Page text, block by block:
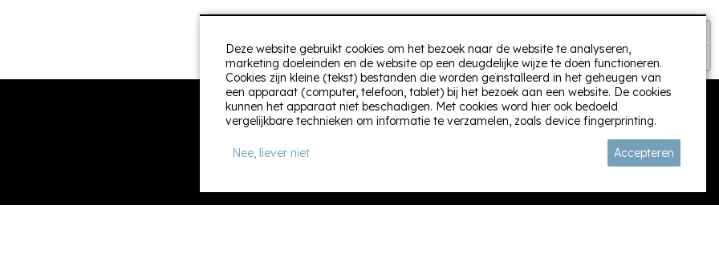
Deze website gebruikt cookies om het bezoek naar de website te analyseren,
marketing doeleinden en de website op een deugdelijke wijze te doen functioneren.
Cookies zijn kleine (tekst) bestanden die worden geïnstalleerd in het geheugen van
een apparaat (computer, telefoon, tablet) bij het bezoek aan een website. De cookies
kunnen het apparaat niet beschadigen. Met cookies word hier ook bedoeld
vergelijkbare technieken om informatie te verzamelen, zoals device fingerprinting.
Nee, liever niet Accepteren